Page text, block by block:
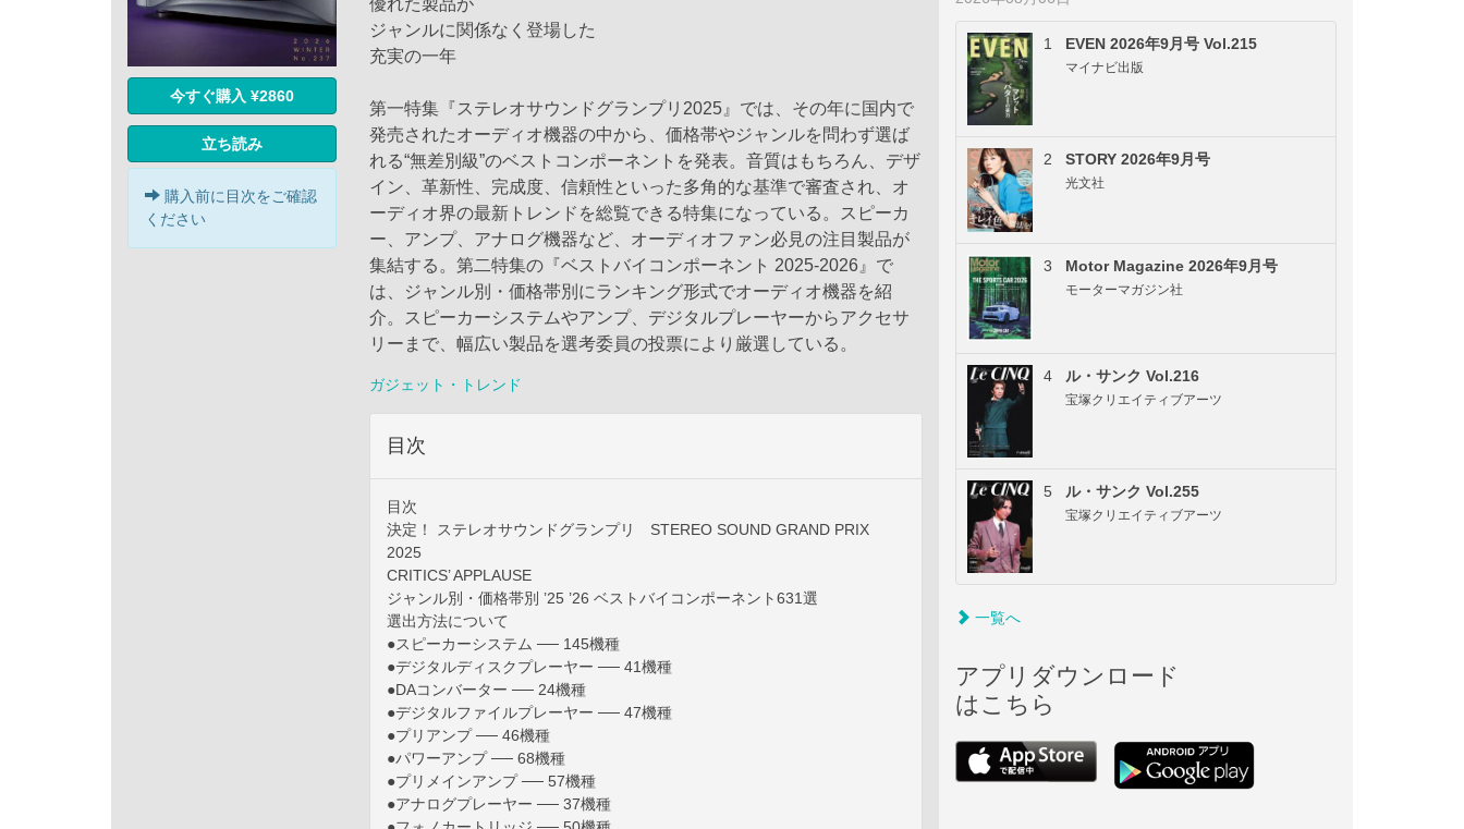
今すぐ購入 ¥2860
立ち読み
購入前に目次をご確認
ください
優れた製品が
ジャンルに関係なく登場した
充実の一年
第一特集『ステレオサウンドグランプリ2025』では、その年に国内で
発売されたオーディオ機器の中から、価格帯やジャンルを問わず選ば
れる“無差別級”のベストコンポーネントを発表。音質はもちろん、デザ
イン、革新性、完成度、信頼性といった多角的な基準で審査され、オ
ーディオ界の最新トレンドを総覧できる特集になっている。スピーカ
ー、アンプ、アナログ機器など、オーディオファン必見の注目製品が
集結する。第二特集の『ベストバイコンポーネント 2025-2026』で
は、ジャンル別・価格帯別にランキング形式でオーディオ機器を紹
介。スピーカーシステムやアンプ、デジタルプレーヤーからアクセサ
リーまで、幅広い製品を選考委員の投票により厳選している。
ガジェット・トレンド
目次
目次
決定！ ステレオサウンドグランプリ STEREO SOUND GRAND PRIX
2025
CRITICS’ APPLAUSE
ジャンル別・価格帯別 ’25 ’26 ベストバイコンポーネント631選
選出方法について
●スピーカーシステム ── 145機種
●デジタルディスクプレーヤー ── 41機種
●DAコンバーター ── 24機種
●デジタルファイルプレーヤー ── 47機種
●プリアンプ ── 46機種
●パワーアンプ ── 68機種
●プリメインアンプ ── 57機種
●アナログプレーヤー ── 37機種
1 EVEN 2026年9月号 Vol.215
マイナビ出版
2 STORY 2026年9月号
光文社
3 Motor Magazine 2026年9月号
モーターマガジン社
4 ル・サンク Vol.216
宝塚クリエイティブアーツ
5 ル・サンク Vol.255
宝塚クリエイティブアーツ
一覧へ
アプリダウンロード
はこちら